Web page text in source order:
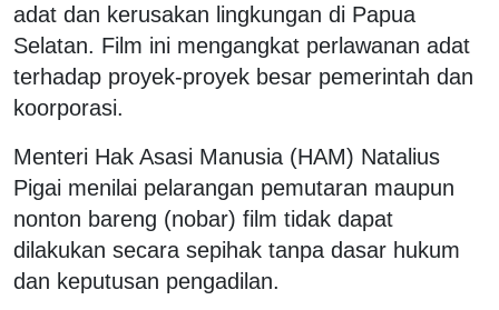
adat dan kerusakan lingkungan di Papua
Selatan. Film ini mengangkat perlawanan adat
terhadap proyek-proyek besar pemerintah dan
koorporasi.
Menteri Hak Asasi Manusia (HAM) Natalius
Pigai menilai pelarangan pemutaran maupun
nonton bareng (nobar) film tidak dapat
dilakukan secara sepihak tanpa dasar hukum
dan keputusan pengadilan.